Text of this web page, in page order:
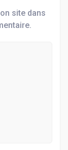
site dans